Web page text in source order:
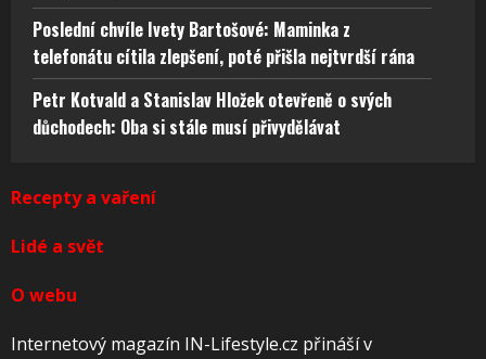
Poslední chvíle Ivety Bartošové: Maminka z
telefonátu cítila zlepšení, poté přišla nejtvrdší rána
Petr Kotvald a Stanislav Hložek otevřeně o svých
důchodech: Oba si stále musí přivydělávat
Recepty a vaření
Lidé a svět
O webu
Internetový magazín IN-Lifestyle.cz přináší v